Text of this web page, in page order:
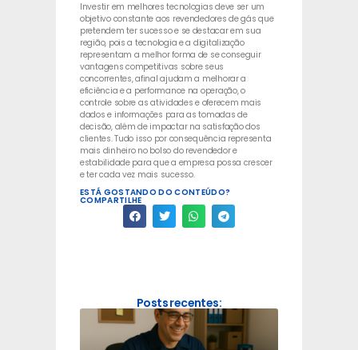
Investir em melhores tecnologias deve ser um
objetivo constante aos revendedores de gás que
pretendem ter sucesso e se destacar em sua
região, pois a tecnologia e a digitalização
representam a melhor forma de se conseguir
vantagens competitivas sobre seus
concorrentes, afinal ajudam a melhorar a
eficiência e a performance na operação, o
controle sobre as atividades e oferecem mais
dados e informações para as tomadas de
decisão, além de impactar na satisfação dos
clientes. Tudo isso por consequência representa
mais dinheiro no bolso do revendedor e
estabilidade para que a empresa possa crescer
e ter cada vez mais sucesso.
ESTÁ GOSTANDO DO CONTEÚDO?
COMPARTILHE
Posts recentes: